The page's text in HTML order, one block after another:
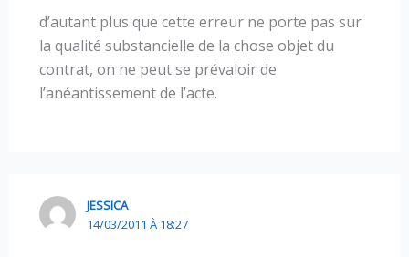
d’autant plus que cette erreur ne porte pas sur
la qualité substancielle de la chose objet du
contrat, on ne peut se prévaloir de
l’anéantissement de l’acte.
JESSICA
14/03/2011 À 18:27